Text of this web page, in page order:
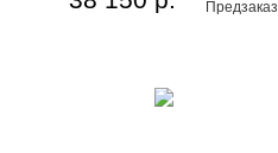
Предзаказ